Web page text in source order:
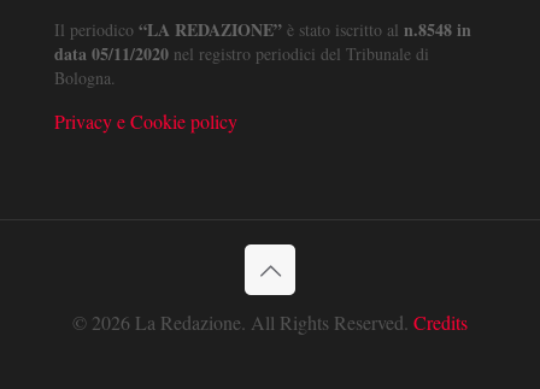
Il periodico “LA REDAZIONE” è stato iscritto al n.8548 in
data 05/11/2020 nel registro periodici del Tribunale di
Bologna.
Privacy e Cookie policy
© 2026 La Redazione. All Rights Reserved. Credits